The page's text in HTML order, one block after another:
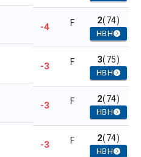
-4 F 2(74)
HBH
-3 F 3(75)
HBH
-3 F 2(74)
HBH
-3 F 2(74)
HBH